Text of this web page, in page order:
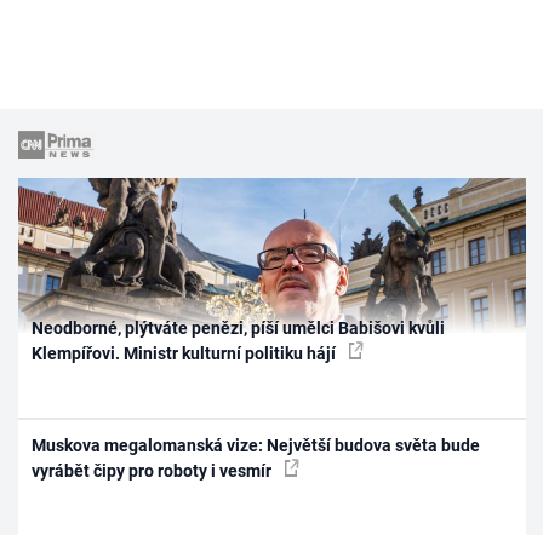
Neodborné, plýtváte penězi, píší umělci Babišovi kvůli
Klempířovi. Ministr kulturní politiku hájí
Muskova megalomanská vize: Největší budova světa bude
vyrábět čipy pro roboty i vesmír